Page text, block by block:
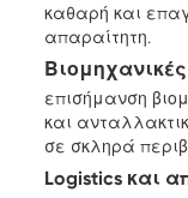
καθαρή και
απαραίτητη.
επισήμανση
και
σε σκληρά
Logistics και